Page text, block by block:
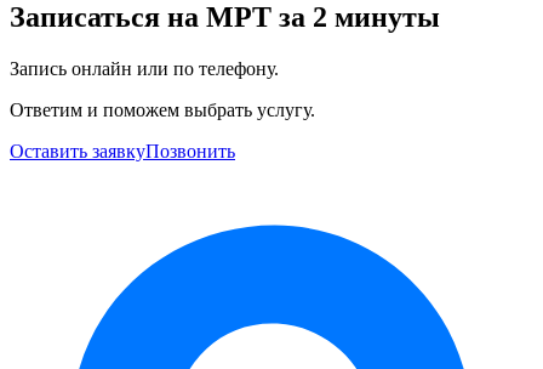
Записаться на МРТ за 2 минуты
Запись онлайн или по телефону.
Ответим и поможем выбрать услугу.
Оставить заявкуПозвонить